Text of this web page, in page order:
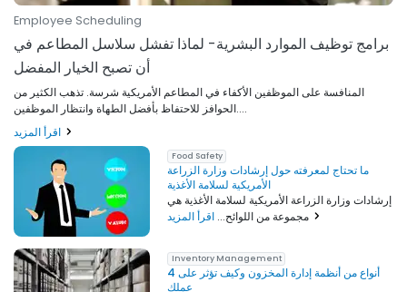
Employee Scheduling
برامج توظيف الموارد البشرية- لماذا تفشل سلاسل المطاعم في
أن تصبح الخيار المفضل
المنافسة على الموظفين الأكفاء في المطاعم الأمريكية شرسة. تذهب الكثير من
الحوافز للاحتفاظ بأفضل الطهاة وانتظار الموظفين....
Food Safety
ما تحتاج لمعرفته حول إرشادات وزارة الزراعة
الأمريكية لسلامة الأغذية
إرشادات وزارة الزراعة الأمريكية لسلامة الأغذية هي
مجموعة من اللوائح...
Inventory Management
4 أنواع من أنظمة إدارة المخزون وكيف تؤثر على
عملك